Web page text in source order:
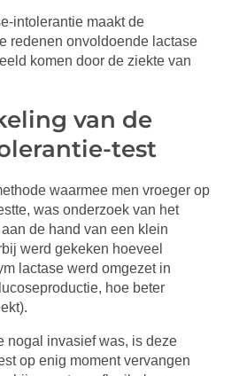
intolerantie maakt de
redenen onvoldoende lactase
komen door de ziekte van
van de
test
waarmee men vroeger op
was onderzoek van het
de hand van een klein
werd gekeken hoeveel
lactase werd omgezet in
hoe beter
nogal invasief was, is deze
op enig moment vervangen